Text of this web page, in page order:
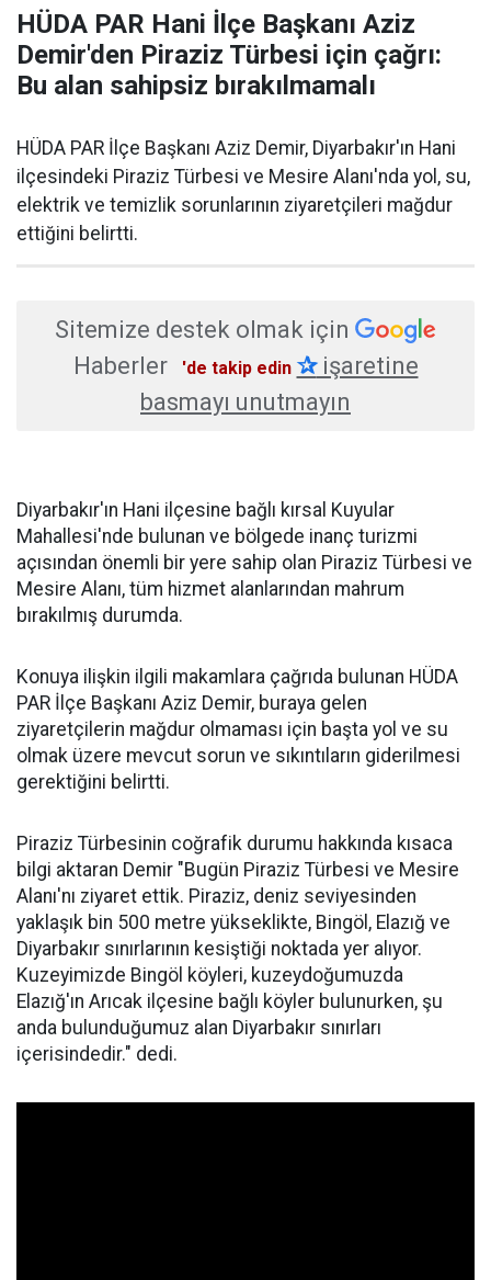
HÜDA PAR Hani İlçe Başkanı Aziz
Demir'den Piraziz Türbesi için çağrı:
Bu alan sahipsiz bırakılmamalı
HÜDA PAR İlçe Başkanı Aziz Demir, Diyarbakır'ın Hani
ilçesindeki Piraziz Türbesi ve Mesire Alanı'nda yol, su,
elektrik ve temizlik sorunlarının ziyaretçileri mağdur
ettiğini belirtti.
Sitemize destek olmak için
Haberler
'de takip edin ✰işaretine
basmayı unutmayın
Diyarbakır'ın Hani ilçesine bağlı kırsal Kuyular
Mahallesi'nde bulunan ve bölgede inanç turizmi
açısından önemli bir yere sahip olan Piraziz Türbesi ve
Mesire Alanı, tüm hizmet alanlarından mahrum
bırakılmış durumda.
Konuya ilişkin ilgili makamlara çağrıda bulunan HÜDA
PAR İlçe Başkanı Aziz Demir, buraya gelen
ziyaretçilerin mağdur olmaması için başta yol ve su
olmak üzere mevcut sorun ve sıkıntıların giderilmesi
gerektiğini belirtti.
Piraziz Türbesinin coğrafik durumu hakkında kısaca
bilgi aktaran Demir "Bugün Piraziz Türbesi ve Mesire
Alanı'nı ziyaret ettik. Piraziz, deniz seviyesinden
yaklaşık bin 500 metre yükseklikte, Bingöl, Elazığ ve
Diyarbakır sınırlarının kesiştiği noktada yer alıyor.
Kuzeyimizde Bingöl köyleri, kuzeydoğumuzda
Elazığ'ın Arıcak ilçesine bağlı köyler bulunurken, şu
anda bulunduğumuz alan Diyarbakır sınırları
içerisindedir." dedi.